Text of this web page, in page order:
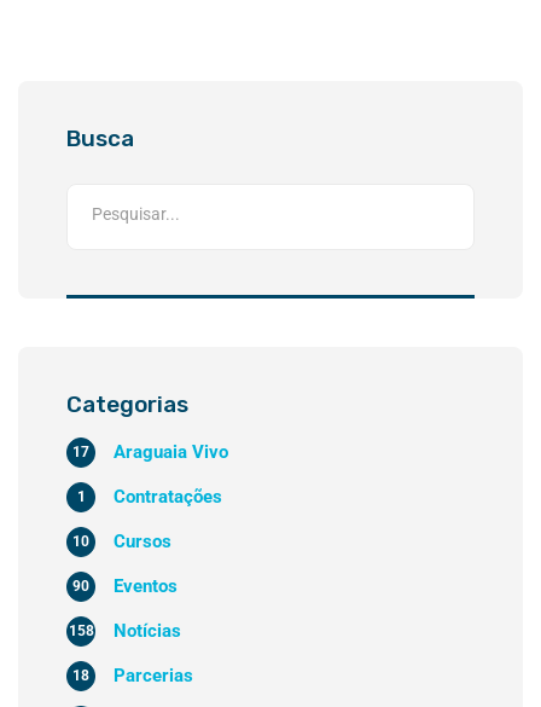
Busca
Categorias
Araguaia Vivo
17
Contratações
1
Cursos
10
Eventos
90
Notícias
158
Parcerias
18